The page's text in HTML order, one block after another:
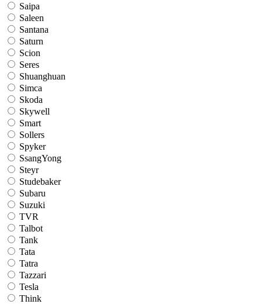
Saipa
Saleen
Santana
Saturn
Scion
Seres
Shuanghuan
Simca
Skoda
Skywell
Smart
Sollers
Spyker
SsangYong
Steyr
Studebaker
Subaru
Suzuki
TVR
Talbot
Tank
Tata
Tatra
Tazzari
Tesla
Think